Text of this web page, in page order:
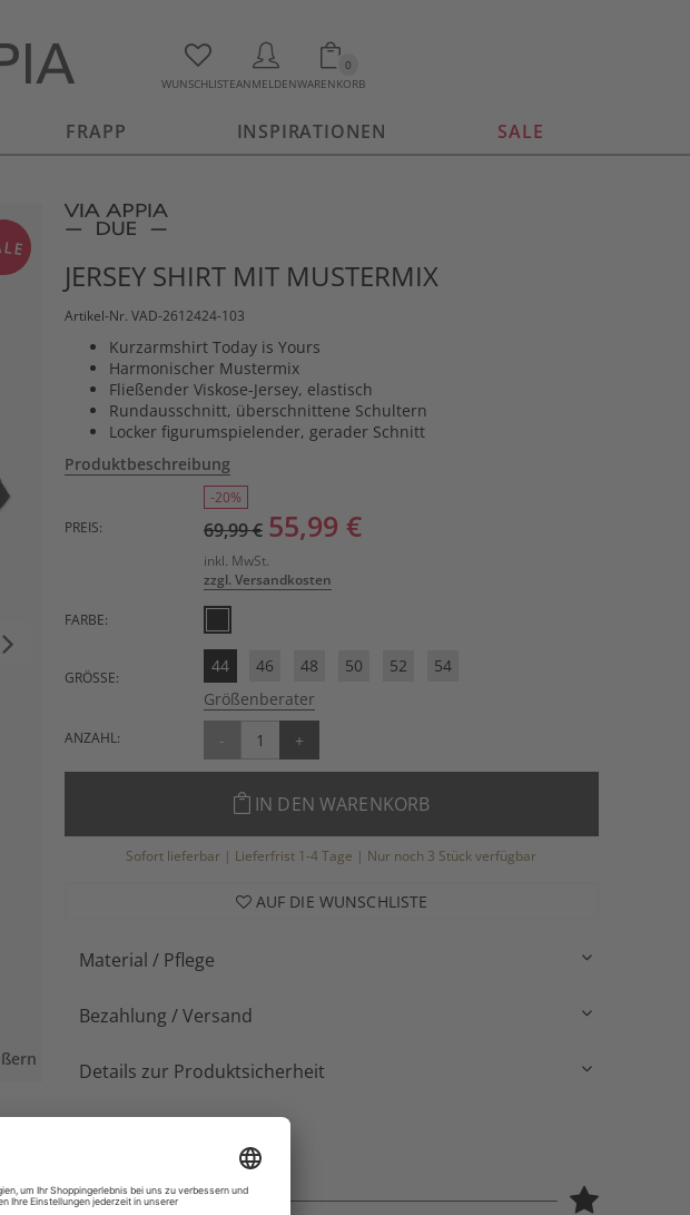
WUNSCHLISTEANMELDEN
0
WARENKORB
FRAPP INSPIRATIONEN SALE
JERSEY SHIRT MIT MUSTERMIX
Artikel-Nr. VAD-2612424-103
Kurzarmshirt Today is Yours
Harmonischer Mustermix
Fließender Viskose-Jersey, elastisch
Rundausschnitt, überschnittene Schultern
Locker figurumspielender, gerader Schnitt
Produktbeschreibung
-20%
PREIS:
69,99 € 55,99 €
inkl. MwSt.
zzgl. Versandkosten
FARBE:
GRÖSSE:
44 46 48 50 52
54
Größenberater
ANZAHL: - +
IN DEN WARENKORB
Sofort lieferbar | Lieferfrist 1-4 Tage | Nur noch 3 Stück verfügbar
AUF DIE WUNSCHLISTE
Material / Pflege
Bezahlung / Versand
Details zur Produktsicherheit